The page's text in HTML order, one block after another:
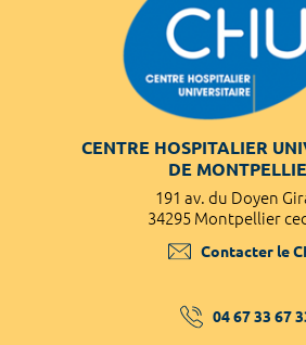
CENTRE HOSPITALIER
DE
191 av. du Doyen
34295 Montpellier
Contacter le
04 67 33 67